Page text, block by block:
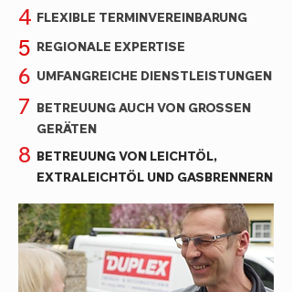
4 FLEXIBLE TERMINVEREINBARUNG
5 REGIONALE EXPERTISE
6 UMFANGREICHE DIENSTLEISTUNGEN
7 BETREUUNG AUCH VON GROSSEN
GERÄTEN
8 BETREUUNG VON LEICHTÖL,
EXTRALEICHTÖL UND GASBRENNERN